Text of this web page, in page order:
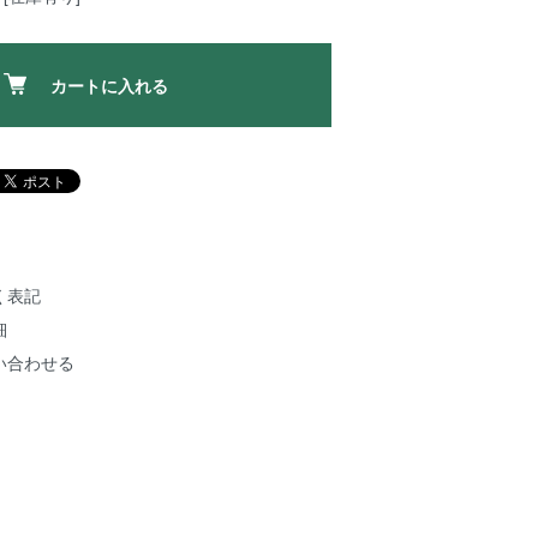
カートに入れる
表記
合わせる